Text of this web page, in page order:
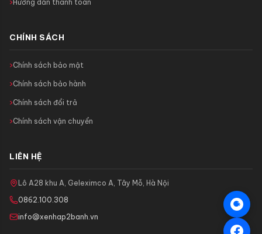
Hướng dẫn thanh toán
CHÍNH SÁCH
Chính sách bảo mật
Chính sách bảo hành
Chính sách đổi trả
Chính sách vận chuyển
LIÊN HỆ
Lô A28 khu A, Geleximco A, Tây Mỗ, Hà Nội
0862.100.308
info@xenhap2banh.vn